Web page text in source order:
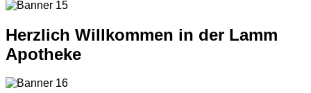
Herzlich Willkommen in der Lamm
Apotheke